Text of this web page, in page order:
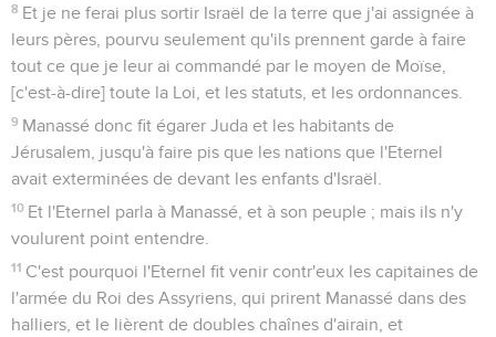
8 Et je ne ferai plus sortir Israël de la terre que j'ai assignée à
leurs pères, pourvu seulement qu'ils prennent garde à faire
tout ce que je leur ai commandé par le moyen de Moïse,
[c'est-à-dire] toute la Loi, et les statuts, et les ordonnances.
9 Manassé donc fit égarer Juda et les habitants de
Jérusalem, jusqu'à faire pis que les nations que l'Eternel
avait exterminées de devant les enfants d'Israël.
10 Et l'Eternel parla à Manassé, et à son peuple ; mais ils n'y
voulurent point entendre.
11 C'est pourquoi l'Eternel fit venir contr'eux les capitaines de
l'armée du Roi des Assyriens, qui prirent Manassé dans des
halliers, et le lièrent de doubles chaînes d'airain, et